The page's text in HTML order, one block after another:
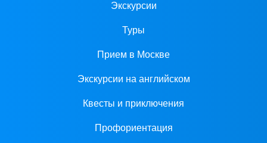
Экскурсии
Туры
Прием в Москве
Экскурсии на английском
Квесты и приключения
Профориентация